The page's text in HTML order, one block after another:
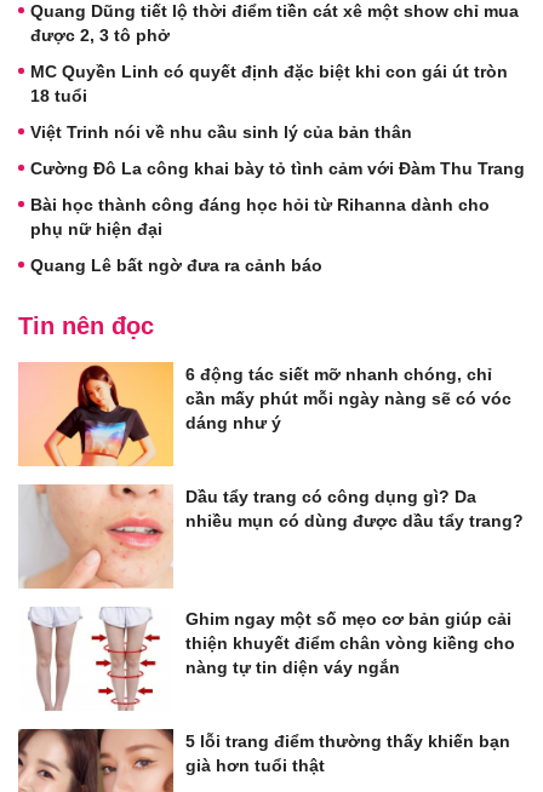
Quang Dũng tiết lộ thời điểm tiền cát xê một show chỉ mua
được 2, 3 tô phở
MC Quyền Linh có quyết định đặc biệt khi con gái út tròn
18 tuổi
Việt Trinh nói về nhu cầu sinh lý của bản thân
Cường Đô La công khai bày tỏ tình cảm với Đàm Thu Trang
Bài học thành công đáng học hỏi từ Rihanna dành cho
phụ nữ hiện đại
Quang Lê bất ngờ đưa ra cảnh báo
Tin nên đọc
6 động tác siết mỡ nhanh chóng, chỉ
cần mấy phút mỗi ngày nàng sẽ có vóc
dáng như ý
Dầu tẩy trang có công dụng gì? Da
nhiều mụn có dùng được dầu tẩy trang?
Ghim ngay một số mẹo cơ bản giúp cải
thiện khuyết điểm chân vòng kiềng cho
nàng tự tin diện váy ngắn
5 lỗi trang điểm thường thấy khiến bạn
già hơn tuổi thật